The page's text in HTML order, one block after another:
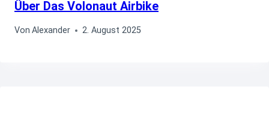
Über Das Volonaut Airbike
Von Alexander 2. August 2025